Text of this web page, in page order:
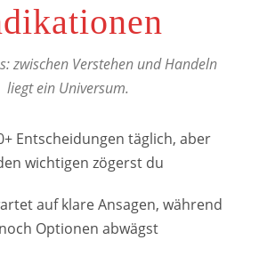
zwischen Verstehen und Handeln
liegt ein Universum.
Entscheidungen täglich, aber
wichtigen zögerst du
auf klare Ansagen, während
Optionen abwägst